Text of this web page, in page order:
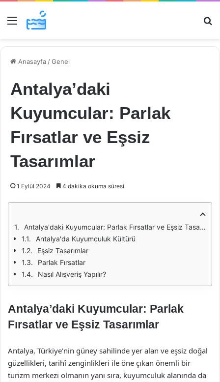
Menü
Anasayfa /Genel
Antalya’daki
Kuyumcular: Parlak
Fırsatlar ve Eşsiz
Tasarımlar
1 Eylül 2024 4 dakika okuma süresi
Antalya'daki Kuyumcular: Parlak Fırsatlar ve Eşsiz Tasarımlar
Antalya'da Kuyumculuk Kültürü
Eşsiz Tasarımlar
Parlak Fırsatlar
Nasıl Alışveriş Yapılır?
Antalya’daki Kuyumcular: Parlak
Fırsatlar ve Eşsiz Tasarımlar
Antalya, Türkiye’nin güney sahilinde yer alan ve eşsiz doğal
güzellikleri, tarihî zenginlikleri ile öne çıkan önemli bir
turizm merkezi olmanın yanı sıra, kuyumculuk alanında da